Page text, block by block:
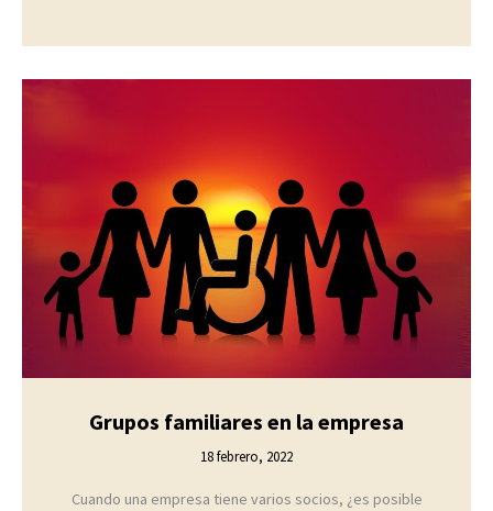
Grupos familiares en la empresa
18 febrero, 2022
Cuando una empresa tiene varios socios, ¿es posible